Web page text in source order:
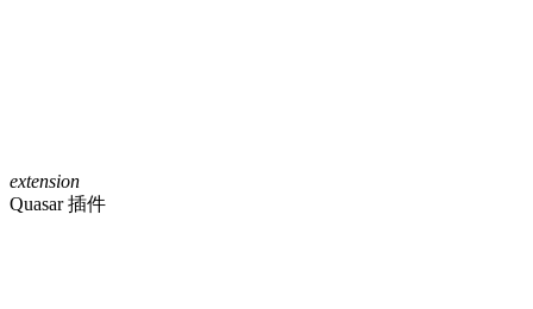
extension
Quasar 插件